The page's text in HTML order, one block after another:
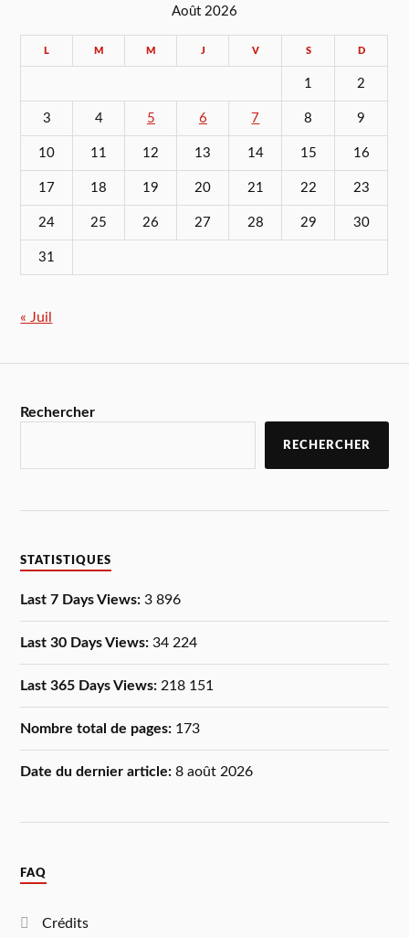
Août 2026
L M M J V S D
1 2
3 4 5 6 7 8 9
10 11 12 13 14 15 16
17 18 19 20 21 22 23
24 25 26 27 28 29 30
31
« Juil
Rechercher
RECHERCHER
STATISTIQUES
Last 7 Days Views:3 896
Last 30 Days Views:34 224
Last 365 Days Views: 218 151
Nombre total de pages: 173
Date du dernier article:8 août 2026
FAQ
Crédits